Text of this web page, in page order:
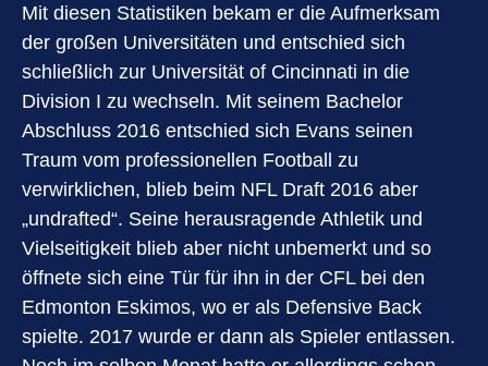
Mit diesen Statistiken bekam er die Aufmerksam
der großen Universitäten und entschied sich
schließlich zur Universität of Cincinnati in die
Division I zu wechseln. Mit seinem Bachelor
Abschluss 2016 entschied sich Evans seinen
Traum vom professionellen Football zu
verwirklichen, blieb beim NFL Draft 2016 aber
„undrafted“. Seine herausragende Athletik und
Vielseitigkeit blieb aber nicht unbemerkt und so
öffnete sich eine Tür für ihn in der CFL bei den
Edmonton Eskimos, wo er als Defensive Back
spielte. 2017 wurde er dann als Spieler entlassen.